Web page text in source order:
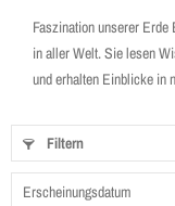
Faszination unserer Erde
in aller Welt. Sie lesen
und erhalten Einblicke in
Filtern